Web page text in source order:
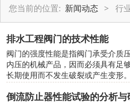
您当前的位置: 新闻动态 > 行
排水工程阀门的技术性能
阀门的强度性能是指阀门承受介质
内压的机械产品，因而必须具有足
长期使用而不发生破裂或产生变形。
倒流防止器性能试验的分析与